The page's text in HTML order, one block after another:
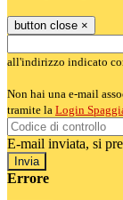
button close ×
all'indirizzo indicato
Non hai una e-mail
tramite la Login
E-mail inviata, si
Errore